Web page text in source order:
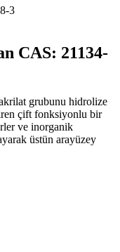
3
CAS: 21134-
grubunu hidrolize
çift fonksiyonlu bir
ve inorganik
üstün arayüzey